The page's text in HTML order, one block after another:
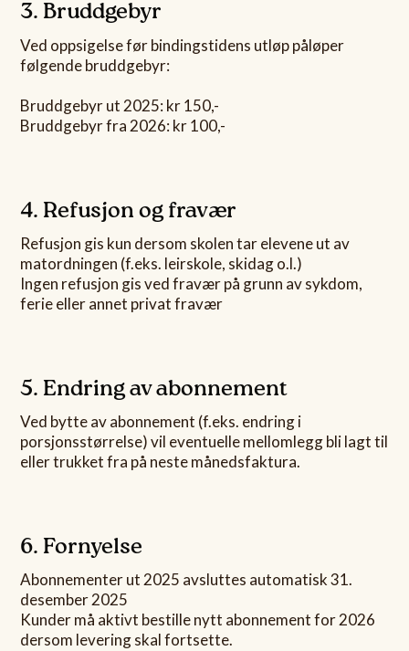
3. Bruddgebyr
Ved oppsigelse før bindingstidens utløp påløper
følgende bruddgebyr:
Bruddgebyr ut 2025: kr 150,-
Bruddgebyr fra 2026: kr 100,-
4. Refusjon og fravær
Refusjon gis kun dersom skolen tar elevene ut av
matordningen (f.eks. leirskole, skidag o.l.)
Ingen refusjon gis ved fravær på grunn av sykdom,
ferie eller annet privat fravær
5. Endring av abonnement
Ved bytte av abonnement (f.eks. endring i
porsjonsstørrelse) vil eventuelle mellomlegg bli lagt til
eller trukket fra på neste månedsfaktura.
6. Fornyelse
Abonnementer ut 2025 avsluttes automatisk 31.
desember 2025
Kunder må aktivt bestille nytt abonnement for 2026
dersom levering skal fortsette.